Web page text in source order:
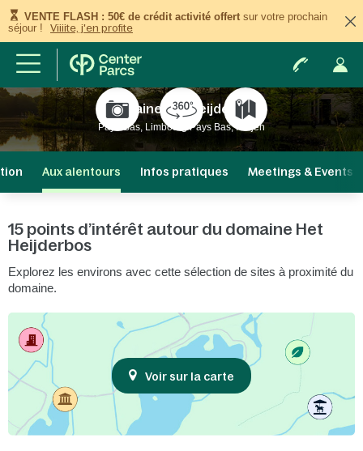
VENTE FLASH : 50€ de crédit activité offert sur votre prochain
séjour !
Viiiite, j'en profite
Domaine Het Heijderbos
Pays-Bas, Limbourg Pays Bas, Heijen
Aux alentours Infos pratiques Meetings & Events
15 points d’intérêt autour du domaine Het
Heijderbos
Explorez les environs avec cette sélection de sites à proximité du
domaine.
Voir sur la carte